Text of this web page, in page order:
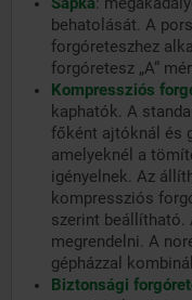
behatolását. A
forgóreteszhez
forgóretesz „A“
Kompressziós
kaphatók. A
főként ajtóknál és
amelyeknél a
igényelnek. Az
kompressziós
szerint beállítható.
megrendelni. A
gépházzal
Biztonsági